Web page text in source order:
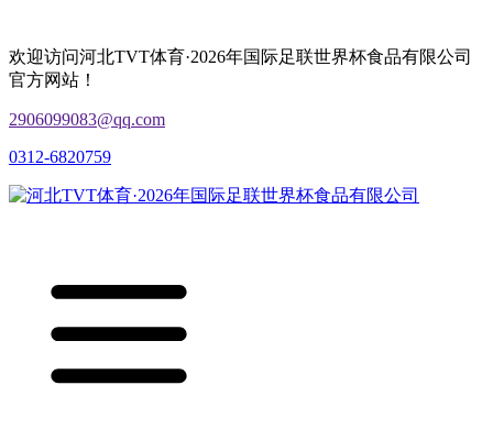
欢迎访问河北TVT体育·2026年国际足联世界杯食品有限公司
官方网站！
2906099083@qq.com
0312-6820759